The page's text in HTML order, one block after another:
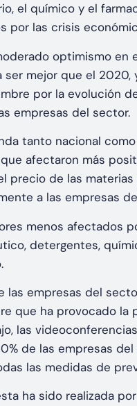
el químico y el
por las crisis
optimismo en
ser mejor que el
por la evolución
empresas del sector.
tanto nacional
afectaron más
precio de las
a las empresas
menos afectados
detergentes,
las empresas del
que ha provocado la
las
de las empresas
las medidas de
ha sido realizada